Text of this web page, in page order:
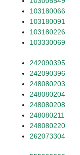
103180066
103180091
103180226
103330069
242090395
242090396
248080203
248080204
248080208
248080211
248080220
262073304